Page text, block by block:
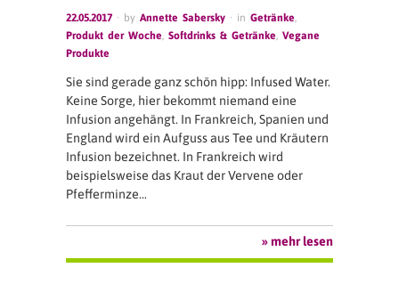
22.05.2017 · by Annette Sabersky · in Getränke
Produkt der Woche Softdrinks & Getränke Vegane
Produkte
Sie sind gerade ganz schön hipp: Infused Water.
Keine Sorge, hier bekommt niemand eine
Infusion angehängt. In Frankreich, Spanien und
England wird ein Aufguss aus Tee und Kräutern
Infusion bezeichnet. In Frankreich wird
beispielsweise das Kraut der Vervene oder
Pfefferminze…
» mehr lesen